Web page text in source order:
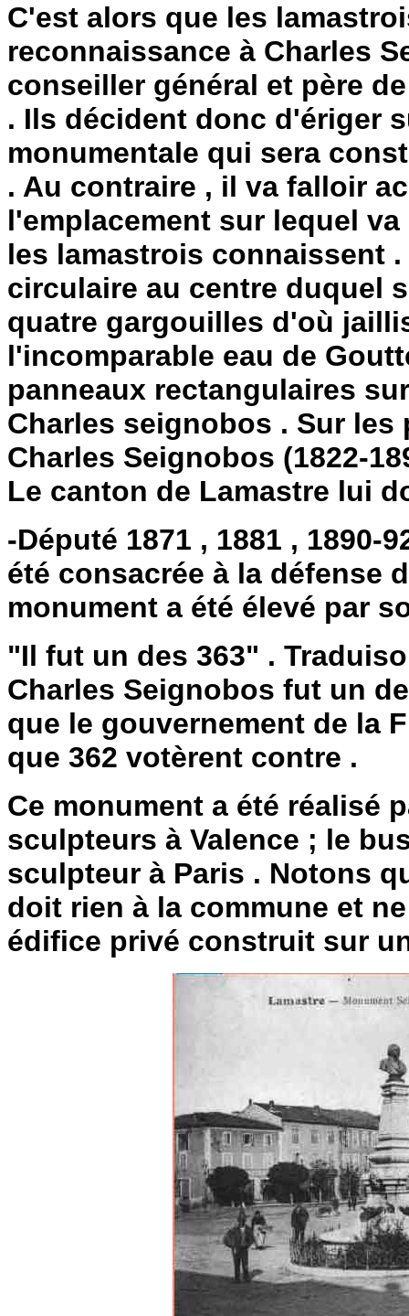
C'est alors que les
reconnaissance à Charles
conseiller général et père
. Ils décident donc d'ériger
monumentale qui sera
. Au contraire , il va falloir
l'emplacement sur lequel
les lamastrois connaissent
circulaire au centre duquel
quatre gargouilles d'où
l'incomparable eau de
panneaux rectangulaires
Charles seignobos . Sur
Charles Seignobos (1822-
Le canton de Lamastre lui
-Député 1871 , 1881 , 1890-
été consacrée à la défense
monument a été élevé par
"Il fut un des 363" .
Charles Seignobos fut un
que le gouvernement de la
que 362 votèrent contre .
Ce monument a été réalisé
sculpteurs à Valence ; le
sculpteur à Paris . Notons
doit rien à la commune et
édifice privé construit sur